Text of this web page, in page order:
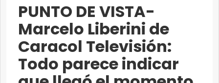
PUNTO DE VISTA-
Marcelo Liberini de
Caracol Televisión:
Todo parece indicar